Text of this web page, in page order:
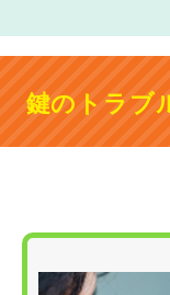
鍵のトラブ